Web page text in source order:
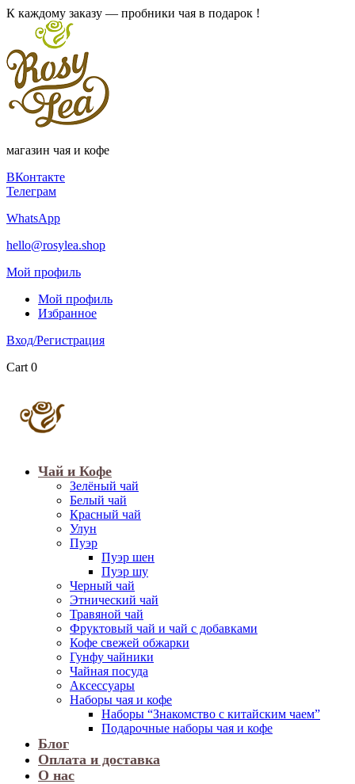
К каждому заказу — пробники чая в подарок !
магазин чая и кофе
ВКонтакте
Телеграм
WhatsApp
hello@rosylea.shop
Мой профиль
Мой профиль
Избранное
Вход/Регистрация
Cart 0
Чай и Кофе
Зелёный чай
Белый чай
Красный чай
Улун
Пуэр
Пуэр шен
Пуэр шу
Черный чай
Этнический чай
Травяной чай
Фруктовый чай и чай с добавками
Кофе свежей обжарки
Гунфу чайники
Чайная посуда
Аксессуары
Наборы чая и кофе
Наборы “Знакомство с китайским чаем”
Подарочные наборы чая и кофе
Блог
Оплата и доставка
О нас